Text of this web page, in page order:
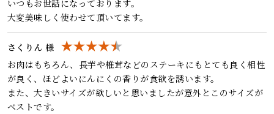
いつもお世話になっております。
大変美味しく使わせて頂いてます。
さくりん 様
お肉はもちろん、長芋や椎茸などのステーキにもとても良く相性
が良く、ほどよいにんにくの香りが食欲を誘います。
また、大きいサイズが欲しいと思いましたが意外とこのサイズが
ベストです。